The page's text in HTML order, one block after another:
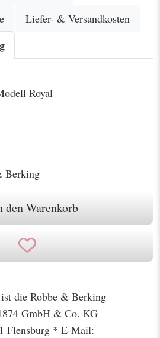
Liefer- & Versandkosten
Royal
Berking
den Warenkorb
die Robbe & Berking
GmbH & Co. KG
Flensburg * E-Mail: